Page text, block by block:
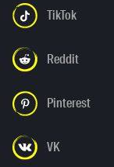
TikTok
Reddit
Pinterest
VK